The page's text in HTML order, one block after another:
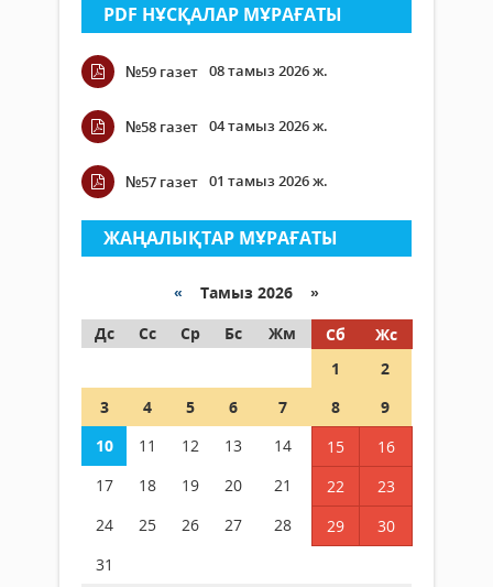
PDF НҰСҚАЛАР МҰРАҒАТЫ
№59 газет 08 тамыз 2026 ж.
№58 газет 04 тамыз 2026 ж.
№57 газет 01 тамыз 2026 ж.
ЖАҢАЛЫҚТАР МҰРАҒАТЫ
« Тамыз 2026 »
Дс
Сс Ср Бс Жм Сб
Жс
1
2
3
4 5 6 7 8
9
10
11 12 13 14 15
16
17
18 19 20 21 22
23
24
25 26 27 28 29
30
31